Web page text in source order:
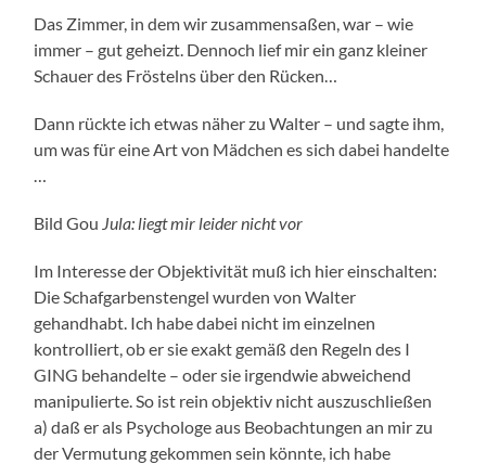
Das Zimmer, in dem wir zusammensaßen, war – wie
immer – gut geheizt. Dennoch lief mir ein ganz kleiner
Schauer des Fröstelns über den Rücken…
Dann rückte ich etwas näher zu Walter – und sagte ihm,
um was für eine Art von Mädchen es sich dabei handelte
Bild Gou Jula: liegt mir leider nicht vor
Im Interesse der Objektivität muß ich hier einschalten:
Die Schafgarbenstengel wurden von Walter
gehandhabt. Ich habe dabei nicht im einzelnen
kontrolliert, ob er sie exakt gemäß den Regeln des I
GING behandelte – oder sie irgendwie abweichend
manipulierte. So ist rein objektiv nicht auszuschließen
a) daß er als Psychologe aus Beobachtungen an mir zu
der Vermutung gekommen sein könnte, ich habe